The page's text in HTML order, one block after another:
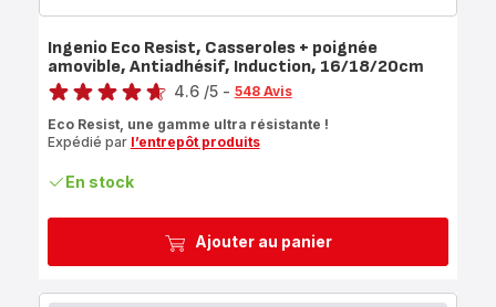
Ajouter au panier
Ingenio Eco Resist, Casseroles + poignée
amovible, Antiadhésif, Induction, 16/18/20cm
Note
4.6 /5 - 548 Avis
Eco Resist, une gamme ultra résistante !
Expédié par l’entrepôt produits
En stock